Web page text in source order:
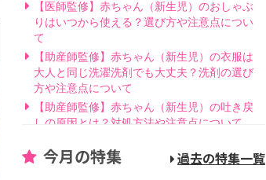
【医師監修】赤ちゃん（新生児）のおしゃぶ
りはいつから使える？選び方や注意点につい
て
【助産師監修】赤ちゃん（新生児）の衣服は
大人と同じ洗濯洗剤でも大丈夫？洗剤の選び
方や注意点について
【助産師監修】赤ちゃん（新生児）の吐き戻
しの原因とは？対処方法や注意点について
げ方とは？授乳方法やポイントについて
今月の特集 過去の特集一覧